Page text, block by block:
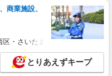
商業施設、
・さいたま市岩槻区・久喜市・
とりあえずキープ